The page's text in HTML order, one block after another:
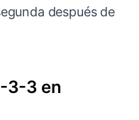
después de
3-3 en